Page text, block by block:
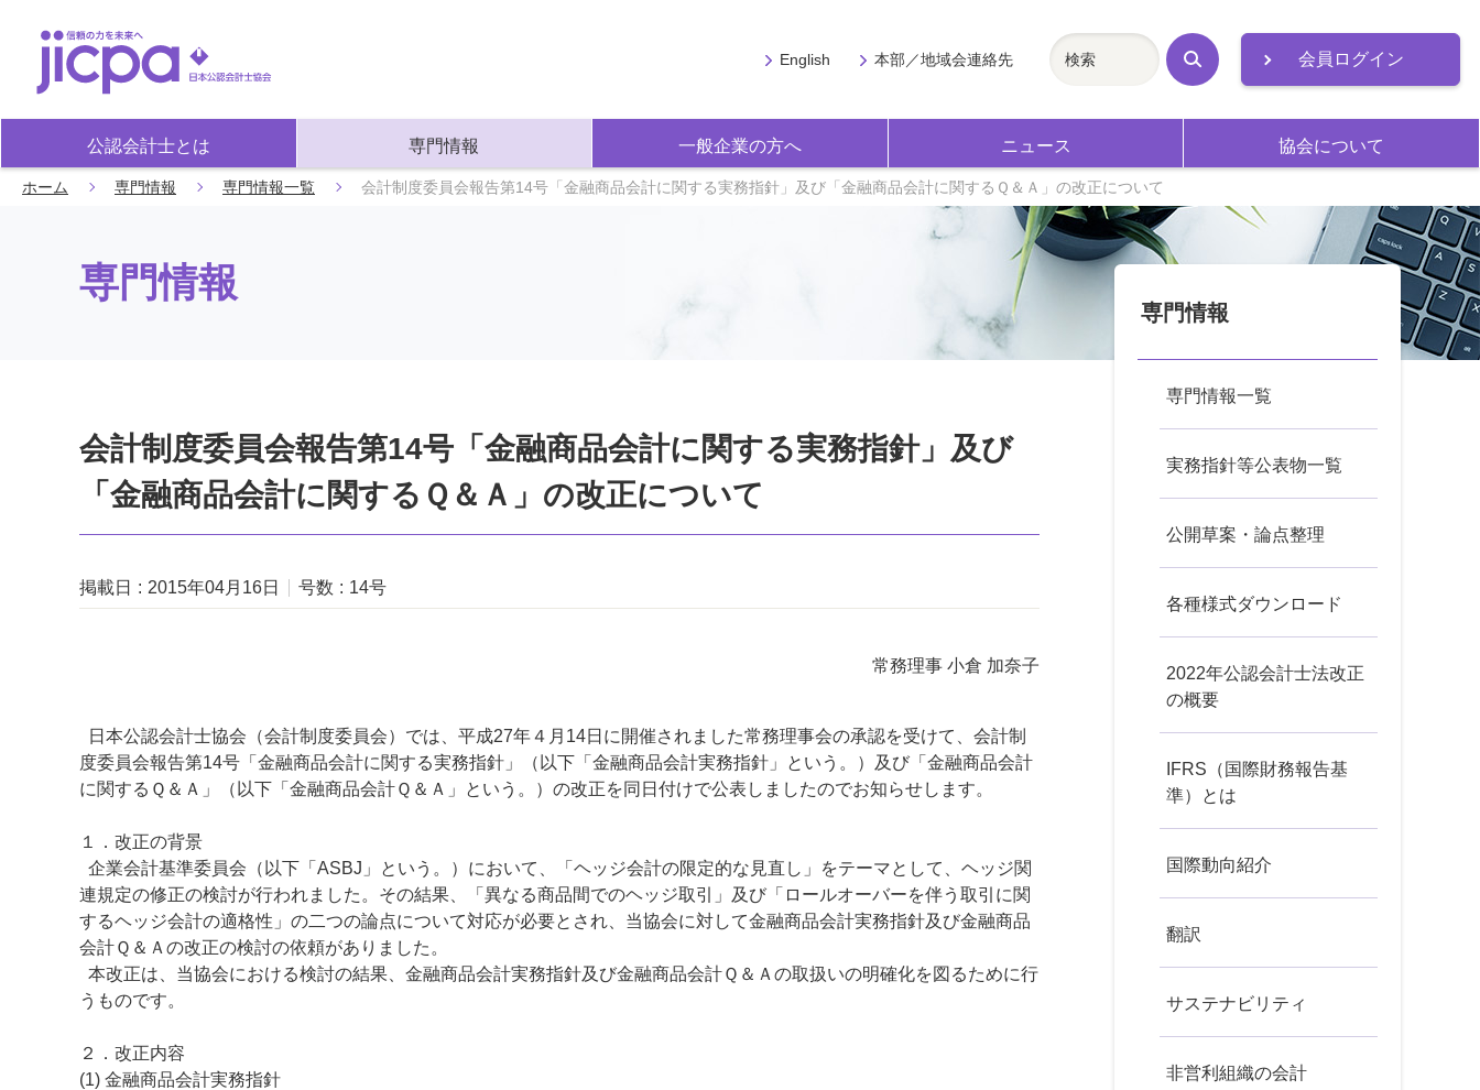
会員ログイン
公認会計士とは 専門情報 一般企業の方へ ニュース 協会について
English 本部／地域会連絡先
検
索
ホーム 専門情報 専門情報一覧 会計制度委員会報告第14号「金融商品会計に関する実務指針」及び「金融商品会計に関するＱ＆Ａ」の改正について
専門情報
会計制度委員会報告第14号「金融商品会計に関する実務指針」及び
「金融商品会計に関するＱ＆Ａ」の改正について
掲載日 2015年04月16日 号数 14号
常務理事 小倉 加奈子
日本公認会計士協会（会計制度委員会）では、平成27年４月14日に開催されました常務理事会の承認を受けて、会計制
度委員会報告第14号「金融商品会計に関する実務指針」（以下「金融商品会計実務指針」という。）及び「金融商品会計
に関するＱ＆Ａ」（以下「金融商品会計Ｑ＆Ａ」という。）の改正を同日付けで公表しましたのでお知らせします。
１．改正の背景
企業会計基準委員会（以下「ASBJ」という。）において、「ヘッジ会計の限定的な見直し」をテーマとして、ヘッジ関
連規定の修正の検討が行われました。その結果、「異なる商品間でのヘッジ取引」及び「ロールオーバーを伴う取引に関
するヘッジ会計の適格性」の二つの論点について対応が必要とされ、当協会に対して金融商品会計実務指針及び金融商品
会計Ｑ＆Ａの改正の検討の依頼がありました。
本改正は、当協会における検討の結果、金融商品会計実務指針及び金融商品会計Ｑ＆Ａの取扱いの明確化を図るために行
うものです。
２．改正内容
(1) 金融商品会計実務指針
専門情報
専門情報一覧
実務指針等公表物一覧
公開草案・論点整理
各種様式ダウンロード
2022年公認会計士法改正
の概要
IFRS（国際財務報告基
準）とは
国際動向紹介
翻訳
サステナビリティ
非営利組織の会計